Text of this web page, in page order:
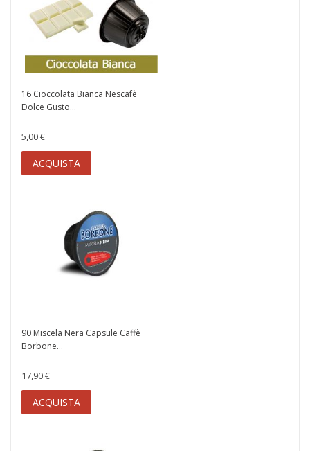
16 Cioccolata Bianca Nescafè
Dolce Gusto...
5,00 €
ACQUISTA
90 Miscela Nera Capsule Caffè
Borbone...
17,90 €
ACQUISTA